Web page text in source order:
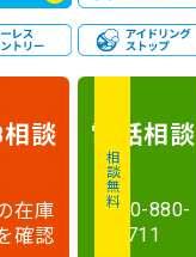
相談
在庫
確認
相談無料
電話相談
0120-880-
711